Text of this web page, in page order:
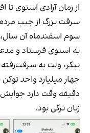
از زمان آزادی استوی
سرقت بزرگ از جیب مردم، ۱۹ روز به طول
سوم اسفندماه آن
به استوی فرستاد و
بیکر، ولت به سرقت‌رفته
دقیقه وقت دارد
زبان ترکی بود.